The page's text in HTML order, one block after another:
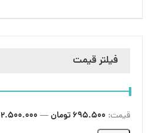
فیلتر قیمت
قیمت: 695.500 تومان — 2.500.000 تومان